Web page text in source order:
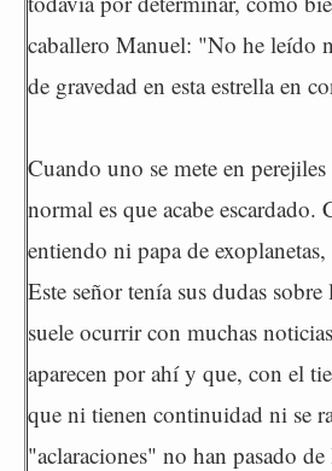
caballero Manuel: "No he leído
de gravedad en esta estrella en
Cuando uno se mete en
normal es que acabe escardado.
entiendo ni papa de
Este señor tenía sus dudas
suele ocurrir con muchas
aparecen por ahí y que, con el
que ni tienen continuidad ni se
"aclaraciones" no han pasado